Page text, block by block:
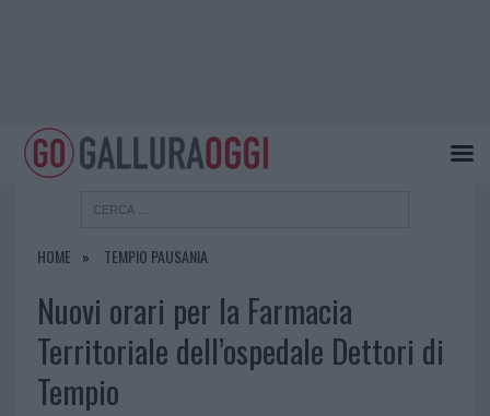
HOME TEMPIO PAUSANIA
Nuovi orari per la Farmacia
Territoriale dell’ospedale Dettori di
Tempio